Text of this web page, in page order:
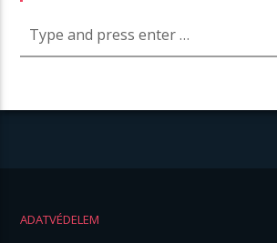
ADATVÉDELEM